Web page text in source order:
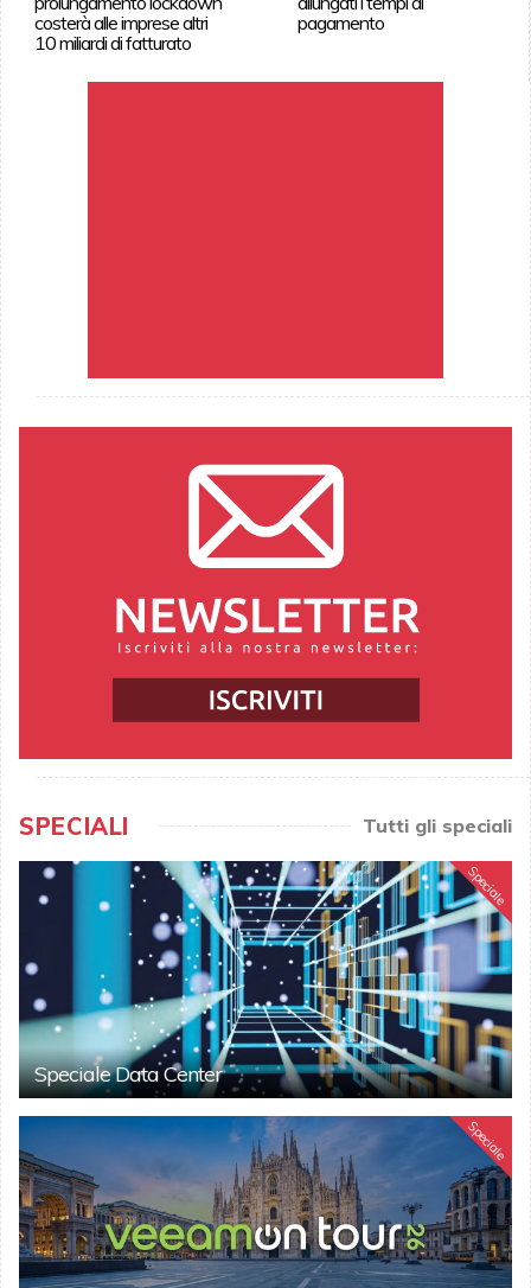
costerà alle imprese altri
10 miliardi di fatturato
pagamento
SPECIALI Tutti gli speciali
Speciale
Speciale Data Center
Speciale